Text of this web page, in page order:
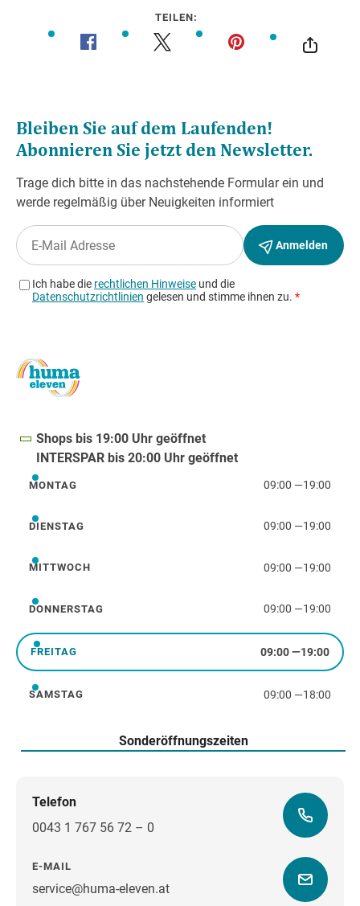
TEILEN:
Shops bis 19:00 Uhr geöffnet
INTERSPAR bis 20:00 Uhr geöffnet
Montag
MONTAG 09:00 —19:00
Dienstag
DIENSTAG 09:00 —19:00
Mittwoch
MITTWOCH 09:00 —19:00
Donnerstag
DONNERSTAG 09:00 —19:00
Freitag
FREITAG 09:00—19:00
Samstag
SAMSTAG 09:00 —18:00
Sonderöffnungszeiten
Telefon
0043 1 767 56 72 – 0
E-MAIL
service@huma-eleven.atWegbeschreibung